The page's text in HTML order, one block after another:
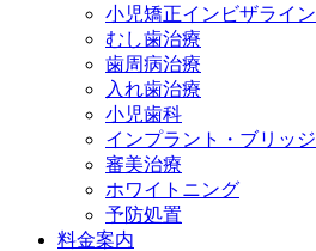
小児矯正インビザライン
むし歯治療
歯周病治療
入れ歯治療
小児歯科
インプラント・ブリッジ
審美治療
ホワイトニング
予防処置
料金案内